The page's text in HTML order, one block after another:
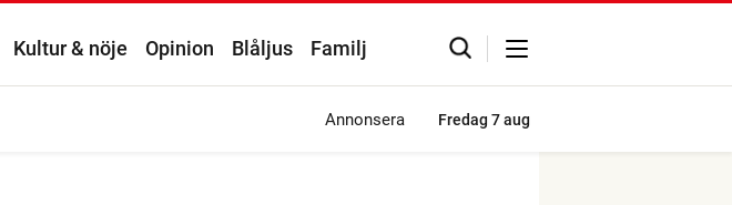
Kultur & nöje Opinion Blåljus Familj
Annonsera Fredag 7 aug